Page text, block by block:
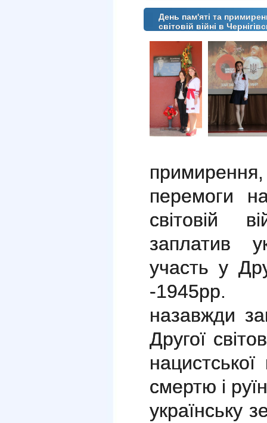
День пам'яті та
світовій війні в
перемоги
світовій
заплатив
участь у
-1945рр.
назавжди
Другої
смертю і
українську